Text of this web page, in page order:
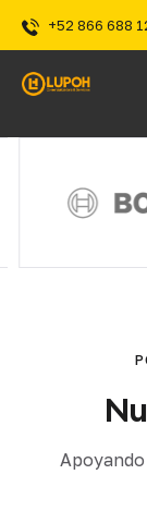
+52 866 688